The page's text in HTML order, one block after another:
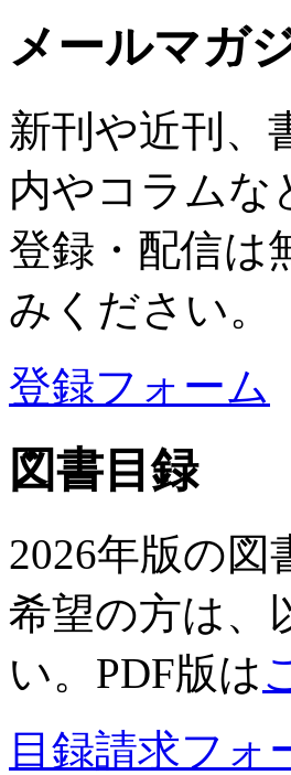
メールマガ
新刊や近刊、
内やコラムな
登録・配信は
みください。
登録フォーム
図書目録
2026年版の
希望の方は、
い。PDF版は
目録請求フォ